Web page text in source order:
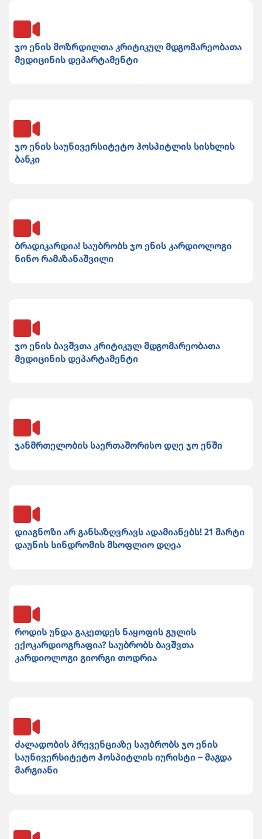
ჯო ენის მოზრდილთა კრიტიკულ მდგომარეობათა
მედიცინის დეპარტამენტი
ჯო ენის საუნივერსიტეტო ჰოსპიტლის სისხლის
ბანკი
ბრადიკარდია! საუბრობს ჯო ენის კარდიოლოგი
ნინო რამაზანაშვილი
ჯო ენის ბავშვთა კრიტიკულ მდგომარეობათა
მედიცინის დეპარტამენტი
ჯანმრთელობის საერთაშორისო დღე ჯო ენში
დიაგნოზი არ განსაზღვრავს ადამიანებს! 21 მარტი
დაუნის სინდრომის მსოფლიო დღეა
როდის უნდა გაკეთდეს ნაყოფის გულის
ექოკარდიოგრაფია? საუბრობს ბავშვთა
კარდიოლოგი გიორგი თოდრია
ძალადობის პრევენციაზე საუბრობს ჯო ენის
საუნივერსიტეტო ჰოსპიტლის იურისტი – მაგდა
მარგიანი